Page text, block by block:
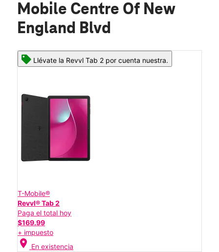
Mobile Centre Of New
England Blvd
Llévate la Revvl Tab 2 por cuenta nuestra.
T-Mobile®
Revvl® Tab 2
Paga el total hoy
$169.99
+ impuesto
location_on En existencia